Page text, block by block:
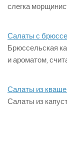
слегка
Салаты с
Брюссельская
и ароматом,
Салаты из
Салаты из